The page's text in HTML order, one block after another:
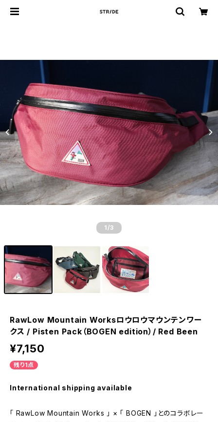
1 /3
RawLow Mountain Worksロウロウマウンテンワー
クス / Pisten Pack（BOGEN edition）/ Red Been
¥7,150
残り1点
International shipping available
「 RawLow Mountain Works 」 × 「 BOGEN 」とのコラボレー